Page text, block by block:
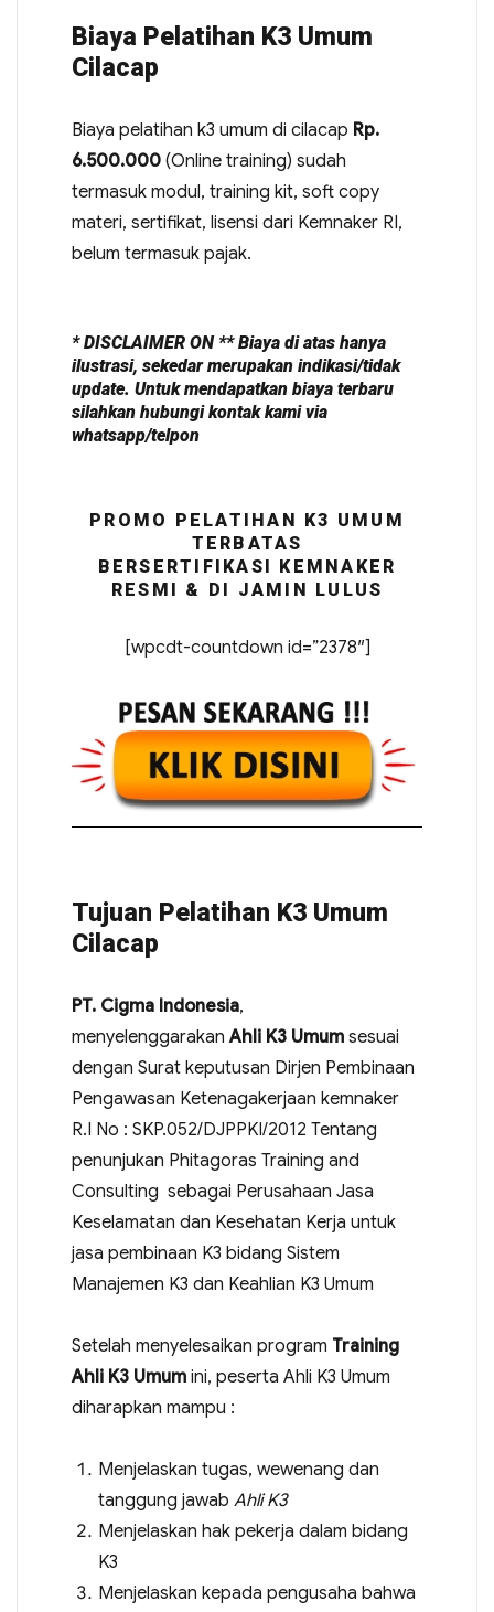
Biaya Pelatihan K3 Umum
Cilacap
Biaya pelatihan k3 umum di cilacap Rp.
6.500.000(Online training) sudah
termasuk modul, training kit, soft copy
materi, sertifikat, lisensi dari Kemnaker RI,
belum termasuk pajak.
* DISCLAIMER ON ** Biaya di atas hanya
ilustrasi, sekedar merupakan indikasi/tidak
update. Untuk mendapatkan biaya terbaru
silahkan hubungi kontak kami via
whatsapp/telpon
PROMO PELATIHAN K3 UMUM
TERBATAS
BERSERTIFIKASI KEMNAKER
RESMI & DI JAMIN LULUS
[wpcdt-countdown id=”2378″]
Tujuan Pelatihan K3 Umum
Cilacap
PT. Cigma Indonesia,
menyelenggarakanAhli K3 Umumsesuai
dengan Surat keputusan Dirjen Pembinaan
Pengawasan Ketenagakerjaan kemnaker
R.I No : SKP.052/DJPPKI/2012 Tentang
penunjukan Phitagoras Training and
Consulting sebagai Perusahaan Jasa
Keselamatan dan Kesehatan Kerja untuk
jasa pembinaan K3 bidang Sistem
Manajemen K3 dan Keahlian K3 Umum
Setelah menyelesaikan program Training
Ahli K3 Umumini, peserta Ahli K3 Umum
diharapkan mampu :
Menjelaskan tugas, wewenang dan
tanggung jawab Ahli K3
Menjelaskan hak pekerja dalam bidang
K3
Menjelaskan kepada pengusaha bahwa